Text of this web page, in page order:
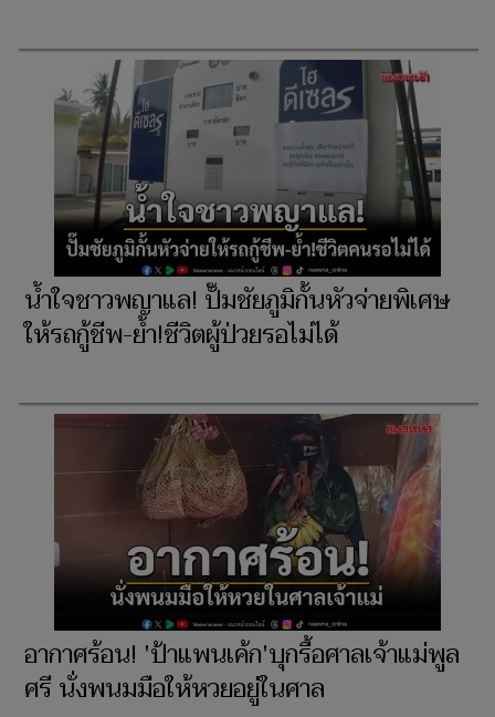
น้ำใจชาวพญาแล! ปั๊มชัยภูมิกั้นหัวจ่ายพิเศษ
ให้รถกู้ชีพ-ย้ำ!ชีวิตผู้ป่วยรอไม่ได้
อากาศร้อน! 'ป้าแพนเค้ก'บุกรื้อศาลเจ้าแม่พูล
ศรี นั่งพนมมือให้หวยอยู่ในศาล